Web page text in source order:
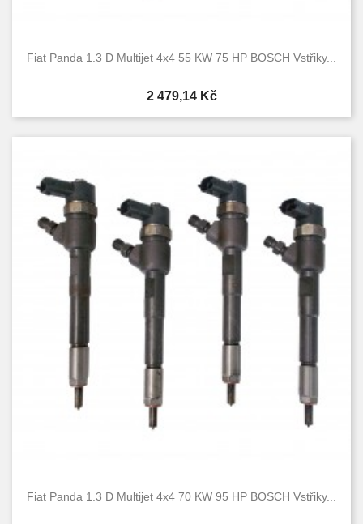
Fiat Panda 1.3 D Multijet 4x4 55 KW 75 HP BOSCH Vstřiky...
Cena
2 479,14 Kč
Fiat Panda 1.3 D Multijet 4x4 70 KW 95 HP BOSCH Vstřiky...